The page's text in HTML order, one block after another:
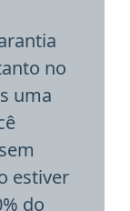
no
uma
estiver
do